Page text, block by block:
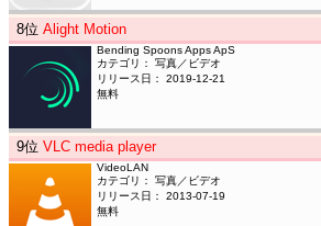
8位 Alight Motion
Bending Spoons Apps ApS
カテゴリ： 写真／ビデオ
リリース日： 2019-12-21
無料
9位 VLC media player
VideoLAN
カテゴリ： 写真／ビデオ
リリース日： 2013-07-19
無料